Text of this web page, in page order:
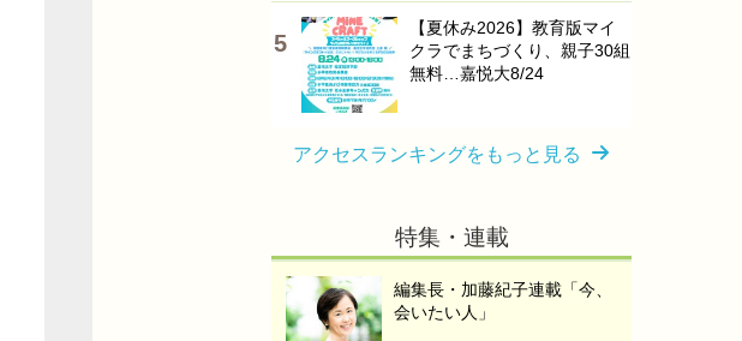
【夏休み2026】教育版マイ
クラでまちづくり、親子30組
無料…嘉悦大8/24
アクセスランキングをもっと見る
特集・連載
編集長・加藤紀子連載「今、
会いたい人」